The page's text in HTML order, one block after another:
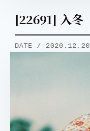
[22691] 入冬
DATE / 2020.12.20